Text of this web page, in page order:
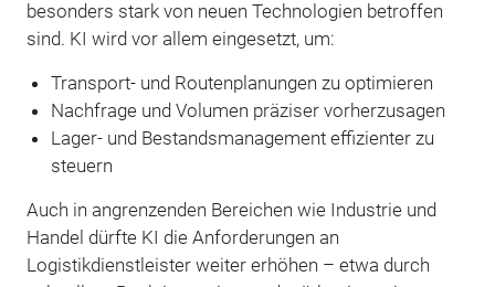
besonders stark von neuen Technologien betroffen
sind. KI wird vor allem eingesetzt, um:
Transport- und Routenplanungen zu optimieren
Nachfrage und Volumen präziser vorherzusagen
Lager- und Bestandsmanagement effizienter zu
steuern
Auch in angrenzenden Bereichen wie Industrie und
Handel dürfte KI die Anforderungen an
Logistikdienstleister weiter erhöhen – etwa durch